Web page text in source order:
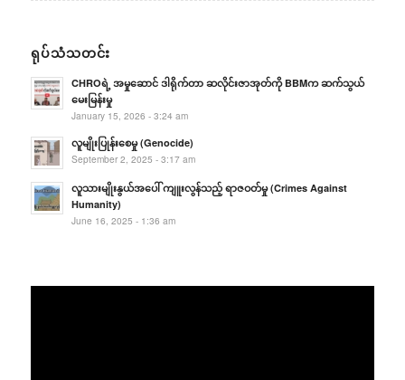
ရုပ်သံသတင်း
CHROရဲ့ အမှုဆောင် ဒါရိုက်တာ ဆလိုင်းဇာအုတ်ကို BBMက ဆက်သွယ်
မေးမြန်းမှု
January 15, 2026 - 3:24 am
လူမျိုးပြုန်းစေမှု (Genocide)
September 2, 2025 - 3:17 am
လူသားမျိုးနွယ်အပေါ် ကျူးလွန်သည့် ရာဇဝတ်မှု (Crimes Against
Humanity)
June 16, 2025 - 1:36 am